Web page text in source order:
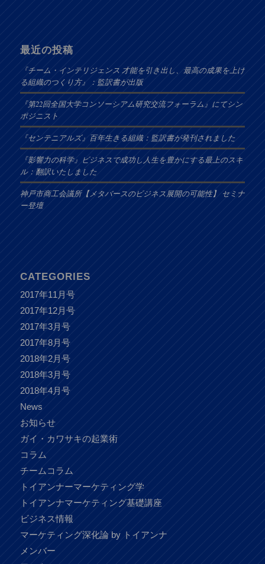
最近の投稿
『チーム・インテリジェンス 才能を引き出し、最高の成果を上げ
る組織のつくり方』：監訳書が出版
『第22回全国大学コンソーシアム研究交流フォーラム』にてシン
ポジニスト
『センテニアルズ』百年生きる組織：監訳書が発刊されました
『影響力の科学』ビジネスで成功し人生を豊かにする最上のスキ
ル：翻訳いたしました
神戸市商工会議所【メタバースのビジネス展開の可能性】 セミナ
ー登壇
CATEGORIES
2017年11月号
2017年12月号
2017年3月号
2017年8月号
2018年2月号
2018年3月号
2018年4月号
News
お知らせ
ガイ・カワサキの起業術
コラム
チームコラム
トイアンナーマーケティング学
トイアンナマーケティング基礎講座
ビジネス情報
マーケティング深化論 by トイアンナ
メンバー